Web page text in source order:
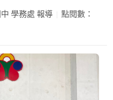
學務處 報導
點閱數：